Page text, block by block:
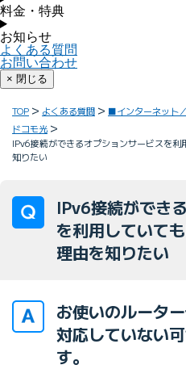
料金・特典
お知らせ
よくある質問
お問い合わせ
× 閉じる
TOP よくある質問 ■インターネット
ドコモ光
IPv6接続ができるオプションサービスを
知りたい
IPv6接続ができ
を利用していて
理由を知りたい
お使いのルータ
対応していない
す。